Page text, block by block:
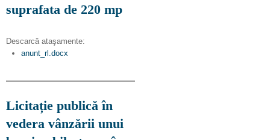
suprafata de 220 mp
Descarcă ataşamente:
anunt_rl.docx
Licitație publică în
vedera vânzării unui